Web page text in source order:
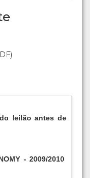
leilão antes de
- 2009/2010